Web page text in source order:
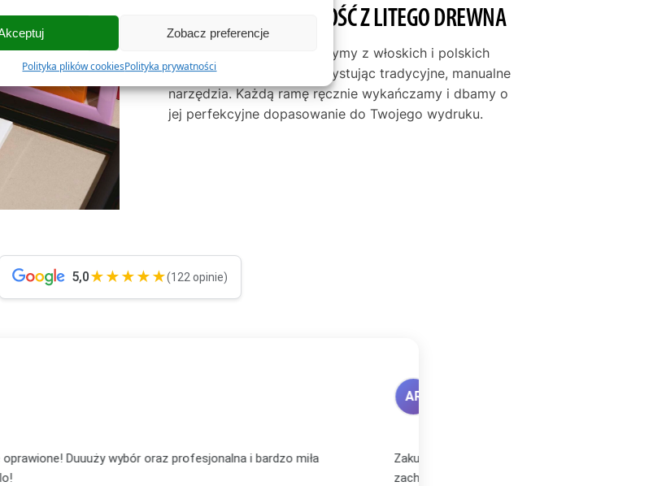
Zobacz preferencje
Polityka plików cookiesPolityka prywatności
NASZE RAMKI – JAKOŚĆ Z LITEGO DREWNA
W Plakatello® ramki tworzymy z włoskich i polskich
listew ramiarskich, wykorzystując tradycyjne, manualne
narzędzia. Każdą ramę ręcznie wykańczamy i dbamy o
jej perfekcyjne dopasowanie do Twojego wydruku.
5,0★★★★★(122 opinie)
że to będzie lepsze na prezent niż pocztówka. Jestem
mój zakup, bo już mam plan na te plakaty w swoim nowym domu